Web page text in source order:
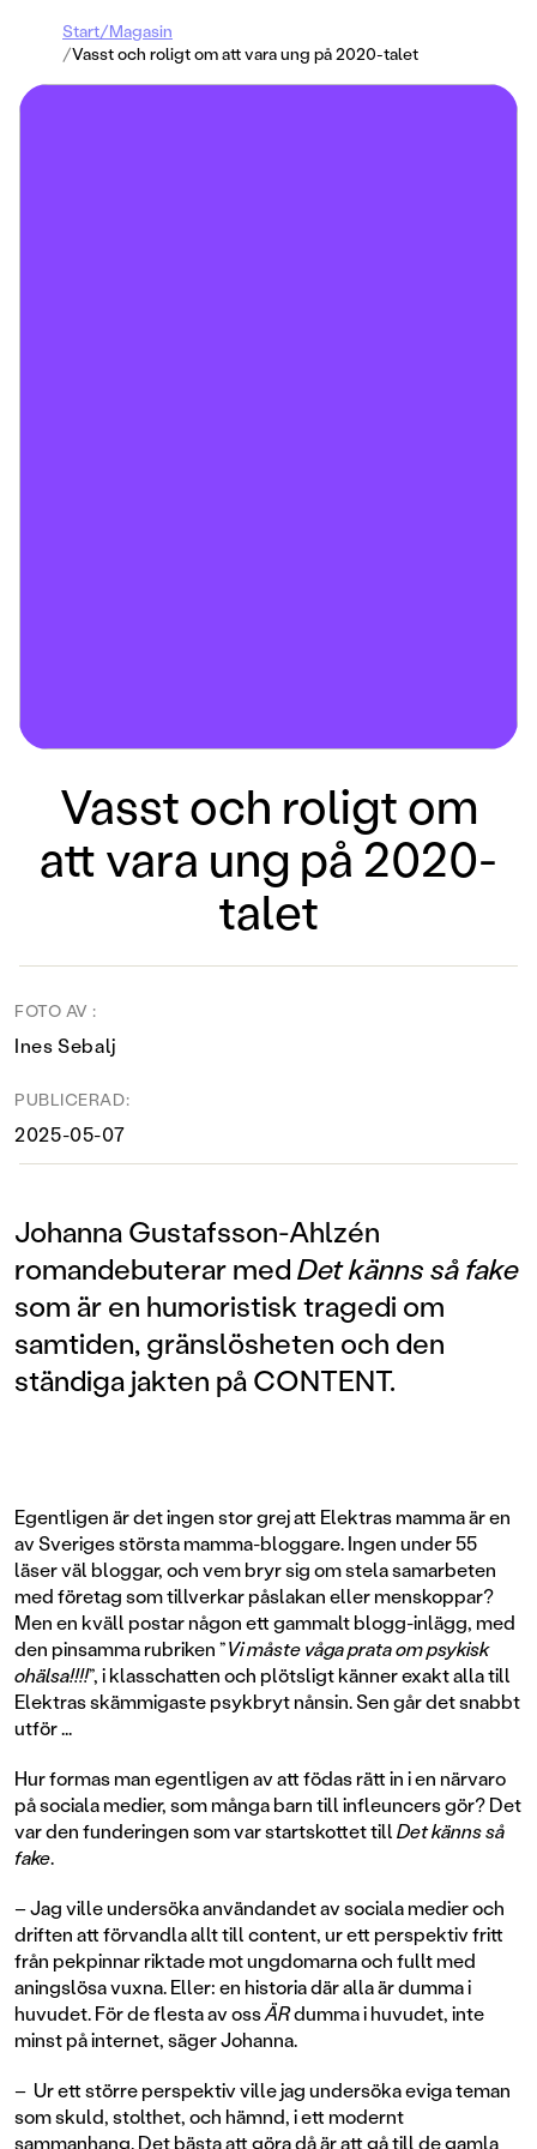
Start/Magasin
/Vasst och roligt om att vara ung på 2020-talet
Vasst och roligt om
att vara ung på 2020-
talet
FOTO AV :
Ines Sebalj
PUBLICERAD:
2025-05-07
Johanna Gustafsson-Ahlzén
romandebuterar medDet känns så fake
som är en humoristisk tragedi om
samtiden, gränslösheten och den
ständiga jakten på CONTENT.
Egentligen är det ingen stor grej att Elektras mamma är en
av Sveriges största mamma-bloggare. Ingen under 55
läser väl bloggar, och vem bryr sig om stela samarbeten
med företag som tillverkar påslakan eller menskoppar?
Men en kväll postar någon ett gammalt blogg-inlägg, med
den pinsamma rubriken ”Vi måste våga prata om psykisk
ohälsa!!!!”, i klasschatten och plötsligt känner exakt alla till
Elektras skämmigaste psykbryt nånsin. Sen går det snabbt
utför ...
Hur formas man egentligen av att födas rätt in i en närvaro
på sociala medier, som många barn till infleuncers gör? Det
var den funderingen som var startskottet tillDet känns så
fake.
– Jag ville undersöka användandet av sociala medier och
driften att förvandla allt till content, ur ett perspektiv fritt
från pekpinnar riktade mot ungdomarna och fullt med
aningslösa vuxna. Eller: en historia där alla är dumma i
huvudet. För de flesta av ossÄRdumma i huvudet, inte
minst på internet, säger Johanna.
– Ur ett större perspektiv ville jag undersöka eviga teman
som skuld, stolthet, och hämnd, i ett modernt
sammanhang. Det bästa att göra då är att gå till de gamla